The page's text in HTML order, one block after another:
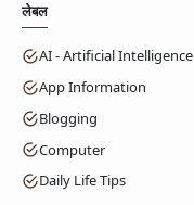
लेबल
AI - Artificial Intelligence
App Information
Blogging
Computer
Daily Life Tips